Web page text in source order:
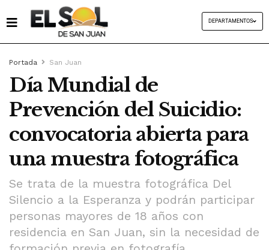
DEPARTAMENTOS
Portada San Juan
Día Mundial de
Prevención del Suicidio:
convocatoria abierta para
una muestra fotográfica
Se trata de la muestra fotográfica Del
Silencio a la Esperanza y podrán participar
personas mayores de 18 años con
residencia en San Juan, sin la necesidad de